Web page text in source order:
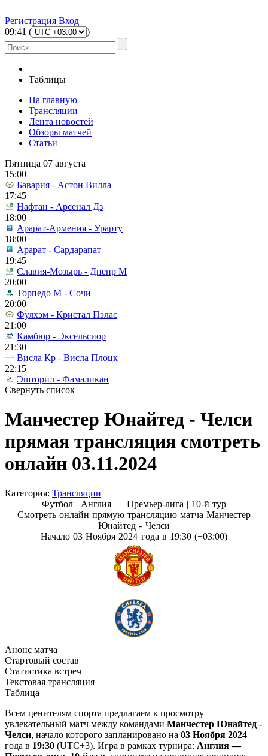
Регистрация Вход
09:41 ( )
Таблицы
На главную
Трансляции
Лента новостей
Обзоры матчей
Статьи
Пятница 07 августа
15:00
Бавария - Астон Вилла
17:45
Нафтан - Арсенал Дз
18:00
Арарат-Армения - Урарту
18:00
Арарат - Сардарапат
19:45
Славия-Мозырь - Днепр М
20:00
Торпедо М - Сочи
20:00
Фулхэм - Кристал Пэлас
21:00
Камбюр - Эксельсиор
21:30
Висла Кр - Висла Плоцк
22:15
Эшторил - Фамаликан
Свернуть список
Манчестер Юнайтед - Челси
прямая трансляция смотреть
онлайн 03.11.2024
Категория: Трансляции
Футбол | Англия — Премьер-лига | 10-й тур
Смотреть онлайн прямую трансляцию матча Манчестер
Юнайтед - Челси
Начало 03 Ноября 2024 года в 19:30 (+03:00)
Анонс матча
Стартовый состав
Статистика встреч
Текстовая трансляция
Таблица
Всем ценителям спорта предлагаем к просмотру
увлекательный матч между командами Манчестер Юнайтед -
Челси, начало которого запланировано на 03 Ноября 2024
года в 19:30 (UTC+3). Игра в рамках турнира: Англия —